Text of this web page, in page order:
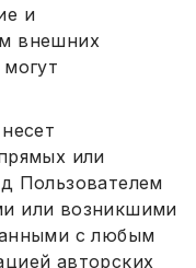
и
внешних
или
Пользователем
или возникшими
с любым
авторских